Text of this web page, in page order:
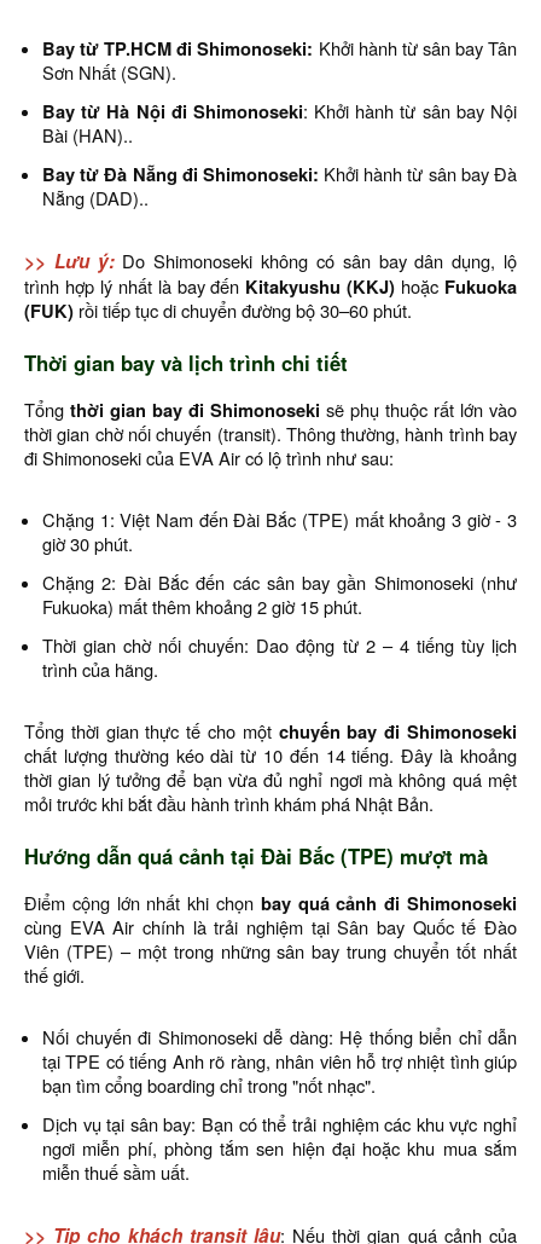
Bay từ TP.HCM đi Shimonoseki: Khởi hành từ sân bay Tân
Sơn Nhất (SGN).
Bay từ Hà Nội đi Shimonoseki: Khởi hành từ sân bay Nội
Bài (HAN)..
Bay từ Đà Nẵng đi Shimonoseki: Khởi hành từ sân bay Đà
Nẵng (DAD)..
>> Lưu ý:Do Shimonoseki không có sân bay dân dụng, lộ
trình hợp lý nhất là bay đến Kitakyushu (KKJ) hoặc Fukuoka
(FUK) rồi tiếp tục di chuyển đường bộ 30–60 phút.
Thời gian bay và lịch trình chi tiết
Tổng thời gian bay đi Shimonoseki sẽ phụ thuộc rất lớn vào
thời gian chờ nối chuyến (transit). Thông thường, hành trình bay
đi Shimonoseki của EVA Air có lộ trình như sau:
Chặng 1: Việt Nam đến Đài Bắc (TPE) mất khoảng 3 giờ - 3
giờ 30 phút.
Chặng 2: Đài Bắc đến các sân bay gần Shimonoseki (như
Fukuoka) mất thêm khoảng 2 giờ 15 phút.
Thời gian chờ nối chuyến: Dao động từ 2 – 4 tiếng tùy lịch
trình của hãng.
Tổng thời gian thực tế cho một chuyến bay đi Shimonoseki
chất lượng thường kéo dài từ 10 đến 14 tiếng. Đây là khoảng
thời gian lý tưởng để bạn vừa đủ nghỉ ngơi mà không quá mệt
mỏi trước khi bắt đầu hành trình khám phá Nhật Bản.
Hướng dẫn quá cảnh tại Đài Bắc (TPE) mượt mà
Điểm cộng lớn nhất khi chọn bay quá cảnh đi Shimonoseki
cùng EVA Air chính là trải nghiệm tại Sân bay Quốc tế Đào
Viên (TPE) – một trong những sân bay trung chuyển tốt nhất
thế giới.
Nối chuyến đi Shimonoseki dễ dàng: Hệ thống biển chỉ dẫn
tại TPE có tiếng Anh rõ ràng, nhân viên hỗ trợ nhiệt tình giúp
bạn tìm cổng boarding chỉ trong "nốt nhạc".
Dịch vụ tại sân bay: Bạn có thể trải nghiệm các khu vực nghỉ
ngơi miễn phí, phòng tắm sen hiện đại hoặc khu mua sắm
miễn thuế sầm uất.
>> Tip cho khách transit lâu: Nếu thời gian quá cảnh của